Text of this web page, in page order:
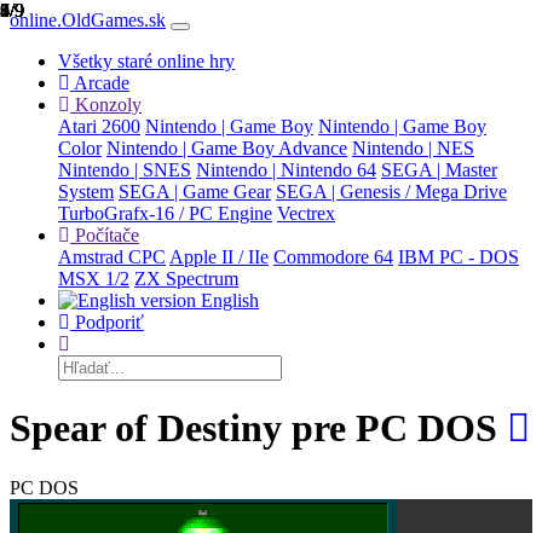
online.OldGames.sk
Všetky staré online hry
Arcade
Konzoly
Atari 2600 Nintendo | Game Boy Nintendo | Game Boy
Color Nintendo | Game Boy Advance Nintendo | NES
Nintendo | SNES Nintendo | Nintendo 64 SEGA | Master
System SEGA | Game Gear SEGA | Genesis / Mega Drive
TurboGrafx-16 / PC Engine Vectrex
Počítače
Amstrad CPC Apple II / IIe Commodore 64 IBM PC - DOS
MSX 1/2 ZX Spectrum
English
Podporiť
Spear of Destiny pre PC DOS
PC DOS
1/9
2/9
3/9
4/9
5/9
6/9
7/9
8/9
9/9